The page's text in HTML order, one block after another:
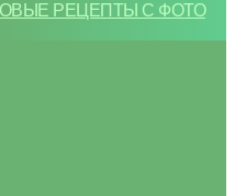
РЕЦЕПТЫ С ФОТО